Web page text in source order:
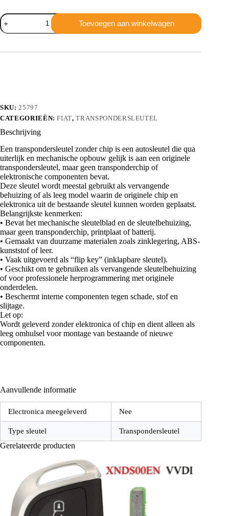
Transpondersleutel
brass
GT15RDTE
chip
Toevoegen aan winkelwagen
SKU:25797
CATEGORIEËN:FIAT,TRANSPONDERSLEUTEL
Beschrijving
Een transpondersleutel zonder chip is een autosleutel die qua
uiterlijk en mechanische opbouw gelijk is aan een originele
transpondersleutel, maar geen transponderchip of
elektronische componenten bevat.
Deze sleutel wordt meestal gebruikt als vervangende
behuizing of als leeg model waarin de originele chip en
elektronica uit de bestaande sleutel kunnen worden geplaatst.
Belangrijkste kenmerken:
• Bevat het mechanische sleutelblad en de sleutelbehuizing,
maar geen transponderchip, printplaat of batterij.
• Gemaakt van duurzame materialen zoals zinklegering, ABS-
kunststof of leer.
• Vaak uitgevoerd als “flip key” (inklapbare sleutel).
• Geschikt om te gebruiken als vervangende sleutelbehuizing
of voor professionele herprogrammering met originele
onderdelen.
• Beschermt interne componenten tegen schade, stof en
slijtage.
Let op:
Wordt geleverd zonder elektronica of chip en dient alleen als
leeg omhulsel voor montage van bestaande of nieuwe
componenten.
Aanvullende informatie
Electronica meegeleverd Nee
Type sleutel Transpondersleutel
Gerelateerde producten